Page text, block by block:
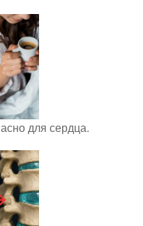
для сердца.